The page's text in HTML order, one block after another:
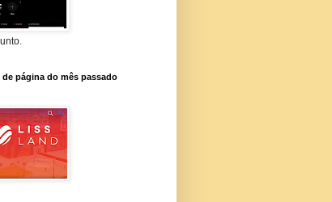
de página do mês passado